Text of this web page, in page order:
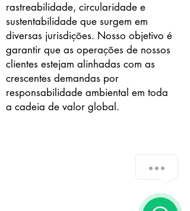
rastreabilidade, circularidade e
sustentabilidade que surgem em
diversas jurisdições. Nosso objetivo é
garantir que as operações de nossos
clientes estejam alinhadas com as
crescentes demandas por
responsabilidade ambiental em toda
a cadeia de valor global.
1